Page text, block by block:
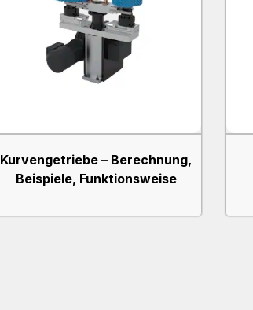
Kurvengetriebe – Berechnung,
Beispiele, Funktionsweise